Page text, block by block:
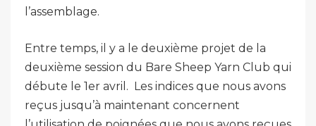
l’assemblage.
Entre temps, il y a le deuxième projet de la
deuxième session du Bare Sheep Yarn Club qui
débute le 1er avril. Les indices que nous avons
reçus jusqu’à maintenant concernent